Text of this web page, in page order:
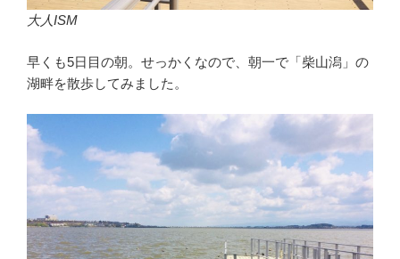
大人ISM
早くも5日目の朝。せっかくなので、朝一で「柴山潟」の
湖畔を散歩してみました。